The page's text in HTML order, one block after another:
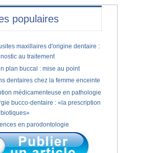
populaires
maxillaires d'origine dentaire :
au traitement
plan buccal : mise au point
dentaires chez la femme enceinte
médicamenteuse en pathologie
bucco-dentaire : «la prescription
en parodontologie